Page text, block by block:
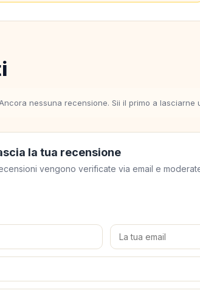
Ancora nessuna recensione. Sii il primo a lasciarne
la tua recensione
vengono verificate via email e